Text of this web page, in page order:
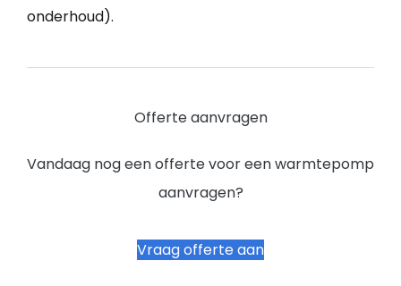
onderhoud).
Offerte aanvragen
Vandaag nog een offerte voor een warmtepomp
aanvragen?
Vraag offerte aan